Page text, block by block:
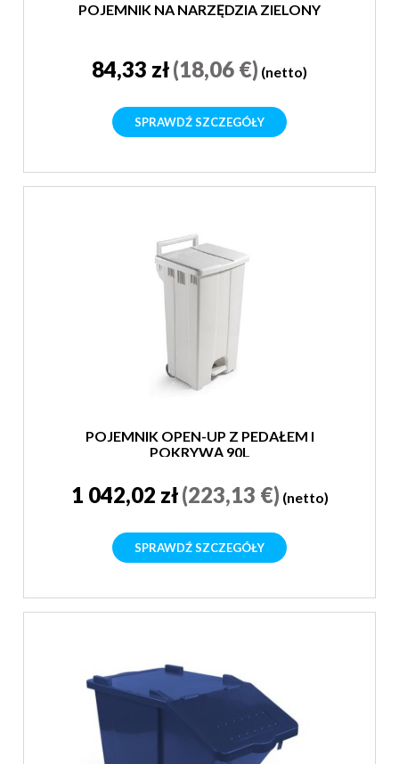
POJEMNIK NA NARZĘDZIA ZIELONY
84,33 zł(18,06 €) (netto)
SPRAWDŹ SZCZEGÓŁY
POJEMNIK OPEN-UP Z PEDAŁEM I
POKRYWĄ 90L
1 042,02 zł(223,13 €) (netto)
SPRAWDŹ SZCZEGÓŁY